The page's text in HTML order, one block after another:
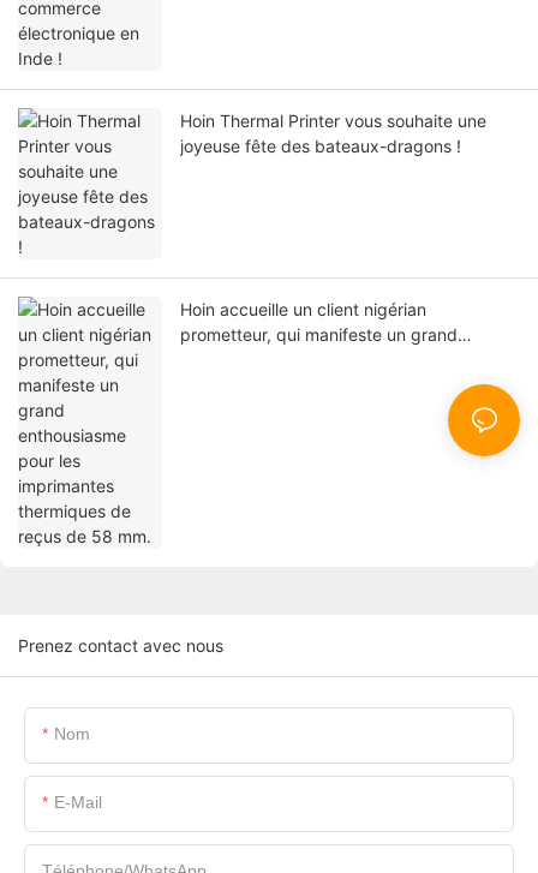
Hoin Thermal Printer vous souhaite une
joyeuse fête des bateaux-dragons !
Hoin accueille un client nigérian
prometteur, qui manifeste un grand
Prenez contact avec nous
Nom
E-Mail